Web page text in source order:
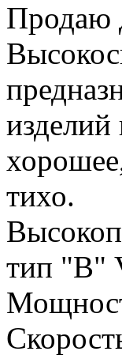
Продаю
изделий
тихо.
тип "В"